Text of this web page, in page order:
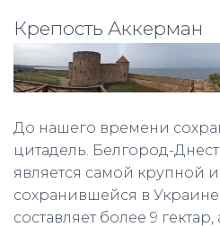
Крепость Аккерман
До нашего времени
цитадель. Белгород-
является самой крупной
сохранившейся в
составляет более 9